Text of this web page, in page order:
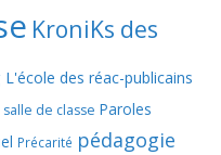
KroniKs des
L'école des réac-publicains
de classe Paroles
Précarité pédagogie